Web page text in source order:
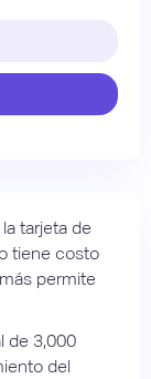
tarjeta de
tiene costo
permite
de 3,000
del